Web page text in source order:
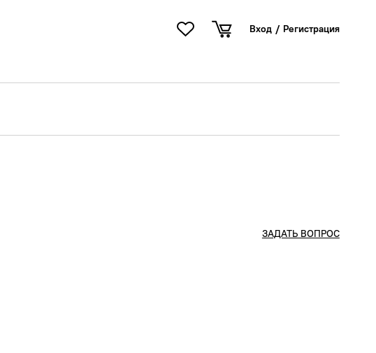
Вход / Регистрация
ЗАДАТЬ ВОПРОС